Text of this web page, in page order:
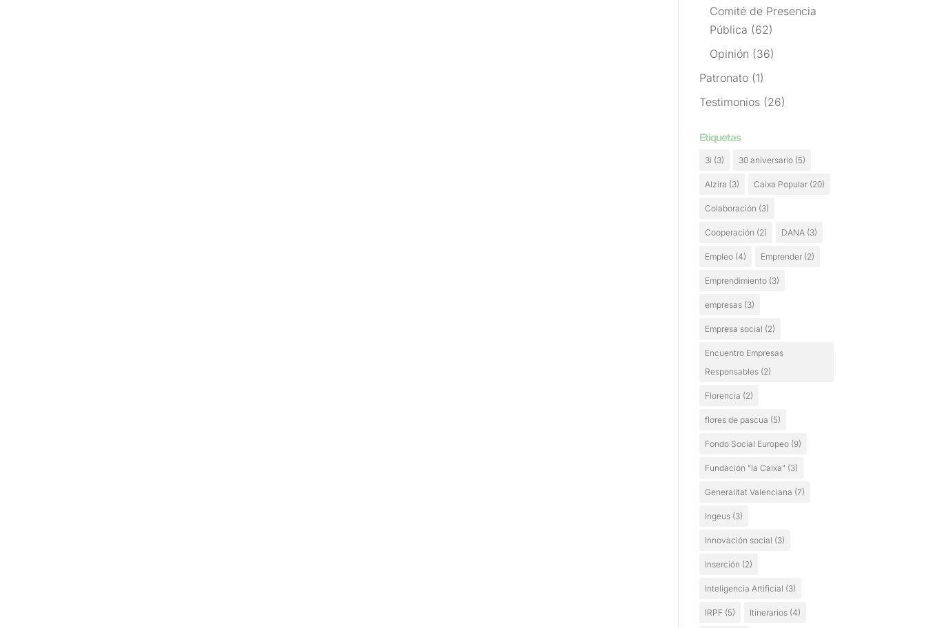
Comité de Presencia
Pública (62)
Opinión (36)
Patronato (1)
Testimonios (26)
Etiquetas
3i (3) 30 aniversario (5)
Alzira (3) Caixa Popular (20)
Colaboración (3)
Cooperación (2) DANA (3)
Empleo (4) Emprender (2)
Emprendimiento (3)
empresas (3)
Empresa social (2)
Encuentro Empresas
Responsables (2)
Florencia (2)
flores de pascua (5)
Fondo Social Europeo (9)
Fundación "la Caixa" (3)
Generalitat Valenciana (7)
Ingeus (3)
Innovación social (3)
Inserción (2)
Inteligencia Artificial (3)
IRPF (5) Itinerarios (4)